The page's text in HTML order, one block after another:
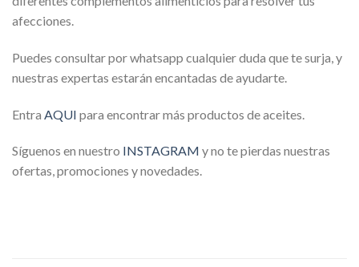
afecciones.
Puedes consultar por whatsapp cualquier duda que te surja, y
nuestras expertas estarán encantadas de ayudarte.
Entra AQUI para encontrar más productos de aceites.
Síguenos en nuestro INSTAGRAM y no te pierdas nuestras
ofertas, promociones y novedades.